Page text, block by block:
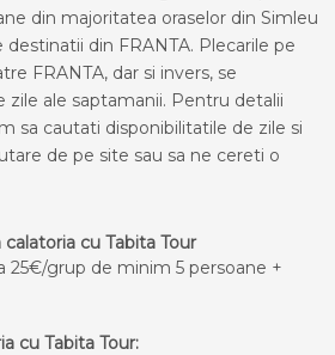
din majoritatea oraselor din Simleu
din FRANTA. Plecarile pe
FRANTA, dar si invers, se
zile ale saptamanii. Pentru detalii
sa cautati disponibilitatile de zile si
de pe site sau sa ne cereti o
cu Tabita Tour
25€/grup de minim 5 persoane +
cu Tabita Tour: